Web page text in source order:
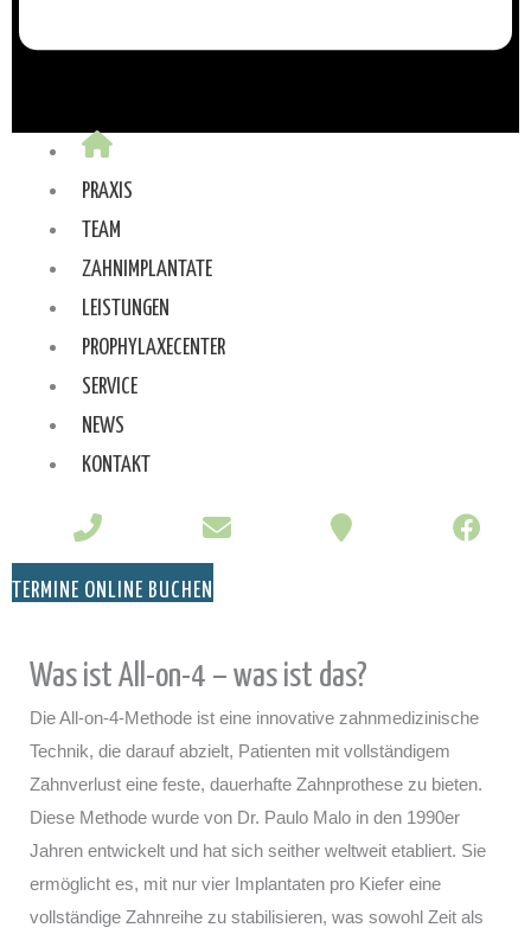
PRAXIS
TEAM
ZAHNIMPLANTATE
LEISTUNGEN
PROPHYLAXECENTER
SERVICE
NEWS
KONTAKT
TERMINE ONLINE BUCHEN
Was ist All-on-4 – was ist das?
Die All-on-4-Methode ist eine innovative zahnmedizinische
Technik, die darauf abzielt, Patienten mit vollständigem
Zahnverlust eine feste, dauerhafte Zahnprothese zu bieten.
Diese Methode wurde von Dr. Paulo Malo in den 1990er
Jahren entwickelt und hat sich seither weltweit etabliert. Sie
ermöglicht es, mit nur vier Implantaten pro Kiefer eine
vollständige Zahnreihe zu stabilisieren, was sowohl Zeit als